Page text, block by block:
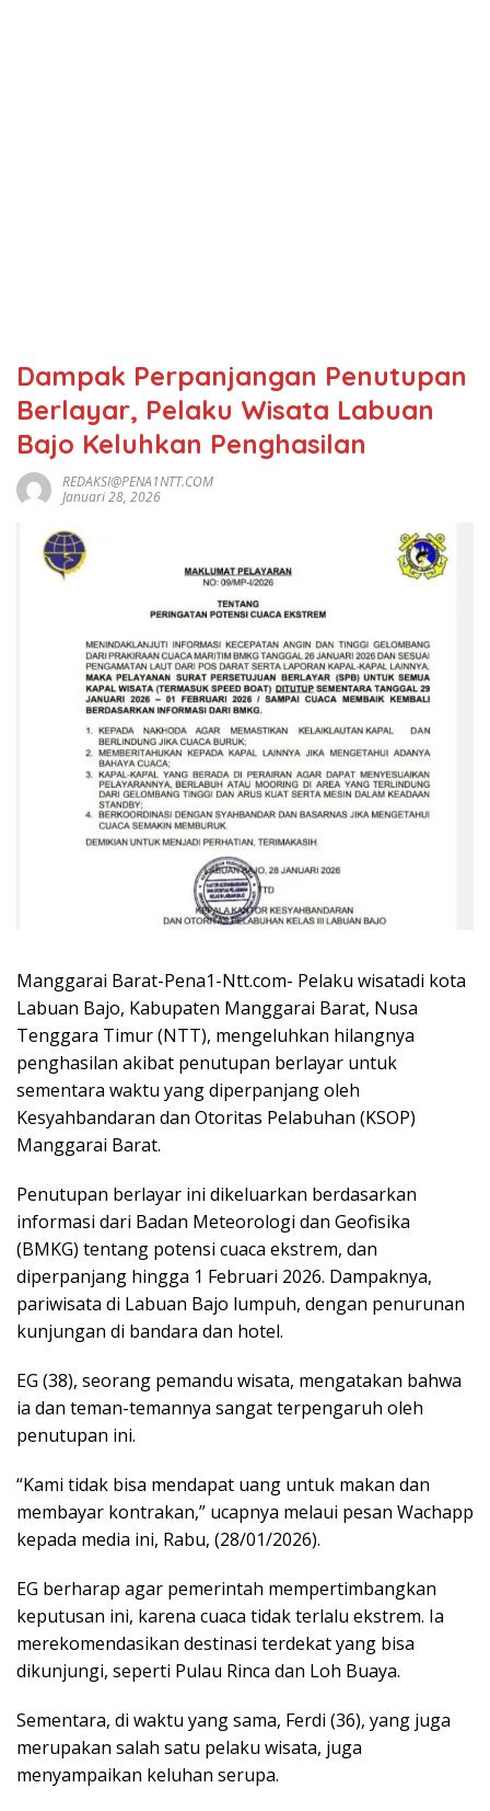
Dampak Perpanjangan Penutupan
Berlayar, Pelaku Wisata Labuan
Bajo Keluhkan Penghasilan
REDAKSI@PENA1NTT.COM
Januari 28, 2026
Manggarai Barat-Pena1-Ntt.com- Pelaku wisatadi kota
Labuan Bajo, Kabupaten Manggarai Barat, Nusa
Tenggara Timur (NTT), mengeluhkan hilangnya
penghasilan akibat penutupan berlayar untuk
sementara waktu yang diperpanjang oleh
Kesyahbandaran dan Otoritas Pelabuhan (KSOP)
Manggarai Barat.
Penutupan berlayar ini dikeluarkan berdasarkan
informasi dari Badan Meteorologi dan Geofisika
(BMKG) tentang potensi cuaca ekstrem, dan
diperpanjang hingga 1 Februari 2026. Dampaknya,
pariwisata di Labuan Bajo lumpuh, dengan penurunan
kunjungan di bandara dan hotel.
EG (38), seorang pemandu wisata, mengatakan bahwa
ia dan teman-temannya sangat terpengaruh oleh
penutupan ini.
“Kami tidak bisa mendapat uang untuk makan dan
membayar kontrakan,” ucapnya melaui pesan Wachapp
kepada media ini, Rabu, (28/01/2026).
EG berharap agar pemerintah mempertimbangkan
keputusan ini, karena cuaca tidak terlalu ekstrem. Ia
merekomendasikan destinasi terdekat yang bisa
dikunjungi, seperti Pulau Rinca dan Loh Buaya.
Sementara, di waktu yang sama, Ferdi (36), yang juga
merupakan salah satu pelaku wisata, juga
menyampaikan keluhan serupa.